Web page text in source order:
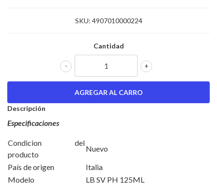
SKU: 4907010000224
Cantidad
+
-
Descripción
Especificaciones
Condicion del
producto
Nuevo
País de origen
Italia
Modelo
LB SV PH 125ML